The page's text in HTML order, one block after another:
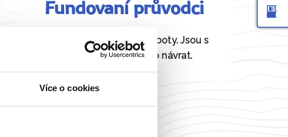
Více o cookies
Fundovaní průvodci
Daná místa znají jako své boty. Jsou s
vámi od odjezdu až po návrat.